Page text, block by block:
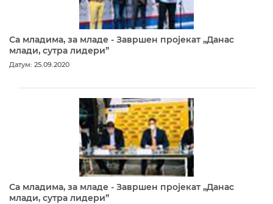
Са младима, за младе - Завршен пројекат „Данас
млади, сутра лидери”
Датум: 25.09.2020
Са младима, за младе - Завршен пројекат „Данас
млади, сутра лидери”